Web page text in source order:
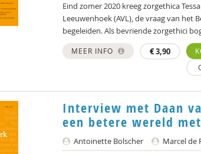
Eind zomer 2020 kreeg zorgethica
Leeuwenhoek (AVL), de vraag van het
begeleiden. Als bevriende zorgethici
MEER INFO €3,90
Interview met Daan
een betere wereld
Antoinette Bolscher
Marcel de